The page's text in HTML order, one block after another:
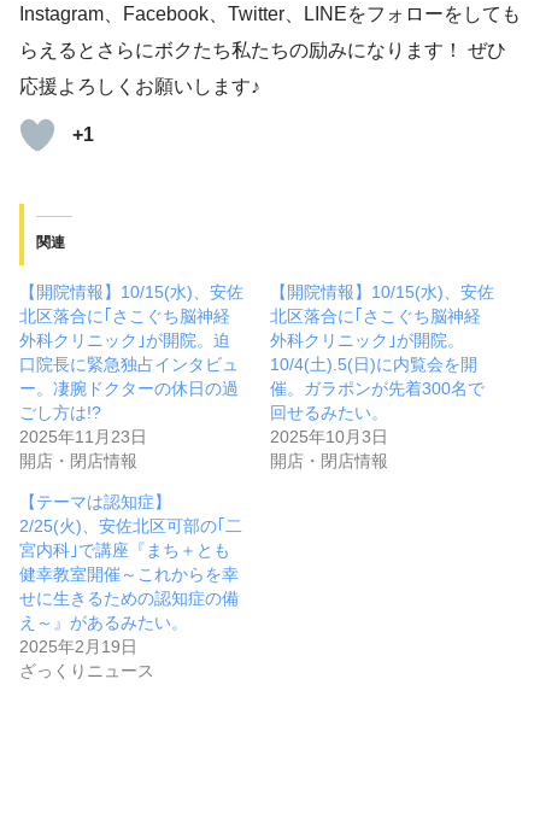
Instagram、Facebook、Twitter、LINEをフォローをしても
らえるとさらにボクたち私たちの励みになります！ ぜひ
応援よろしくお願いします♪
+1
関連
【開院情報】10/15(水)、安佐
北区落合に｢さこぐち脳神経
外科クリニック｣が開院。迫
口院長に緊急独占インタビュ
ー。凄腕ドクターの休日の過
ごし方は!?
2025年11月23日
開店・閉店情報
【開院情報】10/15(水)、安佐
北区落合に｢さこぐち脳神経
外科クリニック｣が開院。
10/4(土).5(日)に内覧会を開
催。ガラポンが先着300名で
回せるみたい。
2025年10月3日
開店・閉店情報
【テーマは認知症】
2/25(火)、安佐北区可部の｢二
宮内科｣で講座『まち＋とも
健幸教室開催～これからを幸
せに生きるための認知症の備
え～』があるみたい。
2025年2月19日
ざっくりニュース